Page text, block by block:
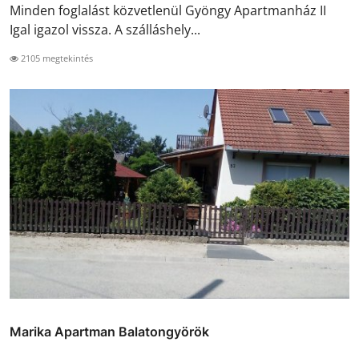
Minden foglalást közvetlenül Gyöngy Apartmanház II
Igal igazol vissza. A szálláshely...
2105 megtekintés
Marika Apartman Balatongyörök